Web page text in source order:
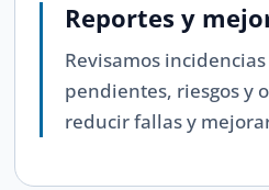
Reportes y
Revisamos
pendientes, riesgos y
reducir fallas y